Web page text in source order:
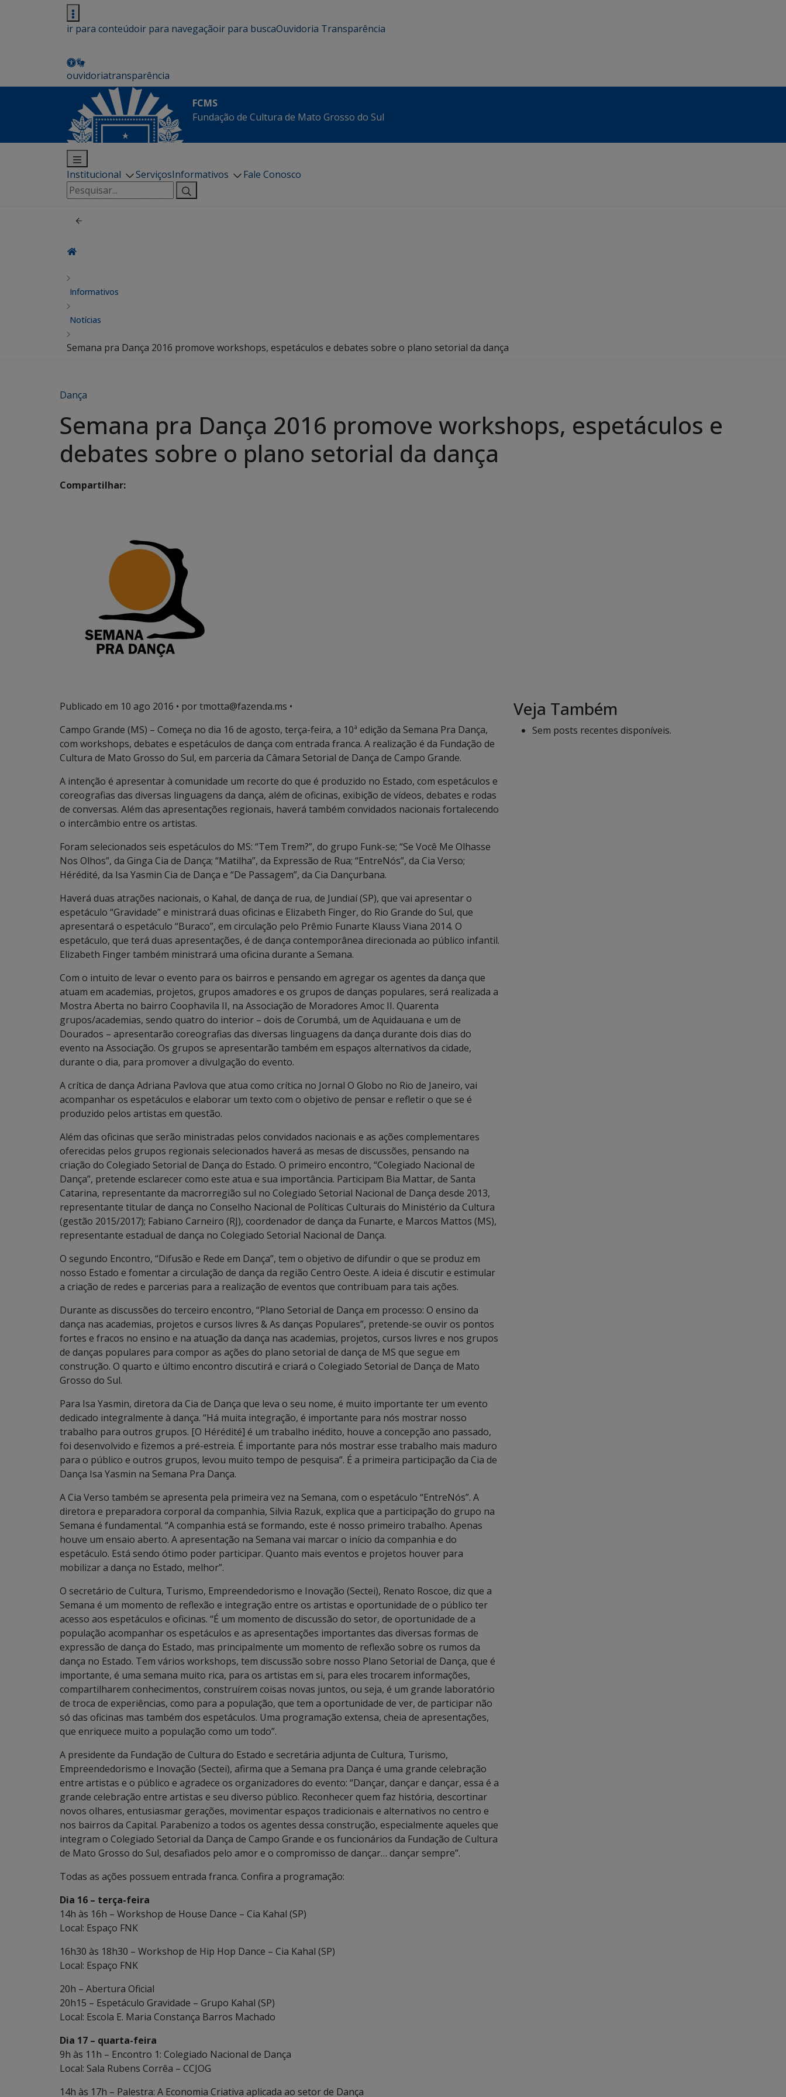
ir para conteúdoir para navegaçãoir para buscaOuvidoria Transparência
ouvidoriatransparência
FCMS
Fundação de Cultura de Mato Grosso do Sul
Institucional ServiçosInformativos
Fale Conosco
Pesquisar
por:
Informativos
Notícias
Semana pra Dança 2016 promove workshops, espetáculos e debates sobre o plano setorial da dança
Dança
Semana pra Dança 2016 promove workshops, espetáculos e
debates sobre o plano setorial da dança
Compartilhar:
Publicado em 10 ago 2016 • por tmotta@fazenda.ms •
Campo Grande (MS) – Começa no dia 16 de agosto, terça-feira, a 10ª edição da Semana Pra Dança,
com workshops, debates e espetáculos de dança com entrada franca. A realização é da Fundação de
Cultura de Mato Grosso do Sul, em parceria da Câmara Setorial de Dança de Campo Grande.
A intenção é apresentar à comunidade um recorte do que é produzido no Estado, com espetáculos e
coreografias das diversas linguagens da dança, além de oficinas, exibição de vídeos, debates e rodas
de conversas. Além das apresentações regionais, haverá também convidados nacionais fortalecendo
o intercâmbio entre os artistas.
Foram selecionados seis espetáculos do MS: “Tem Trem?”, do grupo Funk-se; “Se Você Me Olhasse
Nos Olhos”, da Ginga Cia de Dança; “Matilha”, da Expressão de Rua; “EntreNós”, da Cia Verso;
Hérédité, da Isa Yasmin Cia de Dança e “De Passagem”, da Cia Dançurbana.
Haverá duas atrações nacionais, o Kahal, de dança de rua, de Jundiaí (SP), que vai apresentar o
espetáculo “Gravidade” e ministrará duas oficinas e Elizabeth Finger, do Rio Grande do Sul, que
apresentará o espetáculo “Buraco”, em circulação pelo Prêmio Funarte Klauss Viana 2014. O
espetáculo, que terá duas apresentações, é de dança contemporânea direcionada ao público infantil.
Elizabeth Finger também ministrará uma oficina durante a Semana.
Com o intuito de levar o evento para os bairros e pensando em agregar os agentes da dança que
atuam em academias, projetos, grupos amadores e os grupos de danças populares, será realizada a
Mostra Aberta no bairro Coophavila II, na Associação de Moradores Amoc II. Quarenta
grupos/academias, sendo quatro do interior – dois de Corumbá, um de Aquidauana e um de
Dourados – apresentarão coreografias das diversas linguagens da dança durante dois dias do
evento na Associação. Os grupos se apresentarão também em espaços alternativos da cidade,
durante o dia, para promover a divulgação do evento.
A crítica de dança Adriana Pavlova que atua como crítica no Jornal O Globo no Rio de Janeiro, vai
acompanhar os espetáculos e elaborar um texto com o objetivo de pensar e refletir o que se é
produzido pelos artistas em questão.
Além das oficinas que serão ministradas pelos convidados nacionais e as ações complementares
oferecidas pelos grupos regionais selecionados haverá as mesas de discussões, pensando na
criação do Colegiado Setorial de Dança do Estado. O primeiro encontro, “Colegiado Nacional de
Dança”, pretende esclarecer como este atua e sua importância. Participam Bia Mattar, de Santa
Catarina, representante da macrorregião sul no Colegiado Setorial Nacional de Dança desde 2013,
representante titular de dança no Conselho Nacional de Políticas Culturais do Ministério da Cultura
(gestão 2015/2017); Fabiano Carneiro (RJ), coordenador de dança da Funarte, e Marcos Mattos (MS),
representante estadual de dança no Colegiado Setorial Nacional de Dança.
O segundo Encontro, “Difusão e Rede em Dança”, tem o objetivo de difundir o que se produz em
nosso Estado e fomentar a circulação de dança da região Centro Oeste. A ideia é discutir e estimular
a criação de redes e parcerias para a realização de eventos que contribuam para tais ações.
Durante as discussões do terceiro encontro, “Plano Setorial de Dança em processo: O ensino da
dança nas academias, projetos e cursos livres & As danças Populares”, pretende-se ouvir os pontos
fortes e fracos no ensino e na atuação da dança nas academias, projetos, cursos livres e nos grupos
de danças populares para compor as ações do plano setorial de dança de MS que segue em
construção. O quarto e último encontro discutirá e criará o Colegiado Setorial de Dança de Mato
Grosso do Sul.
Para Isa Yasmin, diretora da Cia de Dança que leva o seu nome, é muito importante ter um evento
dedicado integralmente à dança. “Há muita integração, é importante para nós mostrar nosso
trabalho para outros grupos. [O Hérédité] é um trabalho inédito, houve a concepção ano passado,
foi desenvolvido e fizemos a pré-estreia. É importante para nós mostrar esse trabalho mais maduro
para o público e outros grupos, levou muito tempo de pesquisa”. É a primeira participação da Cia de
Dança Isa Yasmin na Semana Pra Dança.
A Cia Verso também se apresenta pela primeira vez na Semana, com o espetáculo “EntreNós”. A
diretora e preparadora corporal da companhia, Silvia Razuk, explica que a participação do grupo na
Semana é fundamental. “A companhia está se formando, este é nosso primeiro trabalho. Apenas
houve um ensaio aberto. A apresentação na Semana vai marcar o início da companhia e do
espetáculo. Está sendo ótimo poder participar. Quanto mais eventos e projetos houver para
mobilizar a dança no Estado, melhor”.
O secretário de Cultura, Turismo, Empreendedorismo e Inovação (Sectei), Renato Roscoe, diz que a
Semana é um momento de reflexão e integração entre os artistas e oportunidade de o público ter
acesso aos espetáculos e oficinas. “É um momento de discussão do setor, de oportunidade de a
população acompanhar os espetáculos e as apresentações importantes das diversas formas de
expressão de dança do Estado, mas principalmente um momento de reflexão sobre os rumos da
dança no Estado. Tem vários workshops, tem discussão sobre nosso Plano Setorial de Dança, que é
importante, é uma semana muito rica, para os artistas em si, para eles trocarem informações,
compartilharem conhecimentos, construírem coisas novas juntos, ou seja, é um grande laboratório
de troca de experiências, como para a população, que tem a oportunidade de ver, de participar não
só das oficinas mas também dos espetáculos. Uma programação extensa, cheia de apresentações,
que enriquece muito a população como um todo”.
A presidente da Fundação de Cultura do Estado e secretária adjunta de Cultura, Turismo,
Empreendedorismo e Inovação (Sectei), afirma que a Semana pra Dança é uma grande celebração
entre artistas e o público e agradece os organizadores do evento: “Dançar, dançar e dançar, essa é a
grande celebração entre artistas e seu diverso público. Reconhecer quem faz história, descortinar
novos olhares, entusiasmar gerações, movimentar espaços tradicionais e alternativos no centro e
nos bairros da Capital. Parabenizo a todos os agentes dessa construção, especialmente aqueles que
integram o Colegiado Setorial da Dança de Campo Grande e os funcionários da Fundação de Cultura
de Mato Grosso do Sul, desafiados pelo amor e o compromisso de dançar… dançar sempre”.
Todas as ações possuem entrada franca. Confira a programação:
Dia 16 – terça-feira
14h às 16h – Workshop de House Dance – Cia Kahal (SP)
Local: Espaço FNK
16h30 às 18h30 – Workshop de Hip Hop Dance – Cia Kahal (SP)
Local: Espaço FNK
20h – Abertura Oficial
20h15 – Espetáculo Gravidade – Grupo Kahal (SP)
Local: Escola E. Maria Constança Barros Machado
Dia 17 – quarta-feira
9h às 11h – Encontro 1: Colegiado Nacional de Dança
Local: Sala Rubens Corrêa – CCJOG
14h às 17h – Palestra: A Economia Criativa aplicada ao setor de Dança
Veja Também
Sem posts recentes disponíveis.